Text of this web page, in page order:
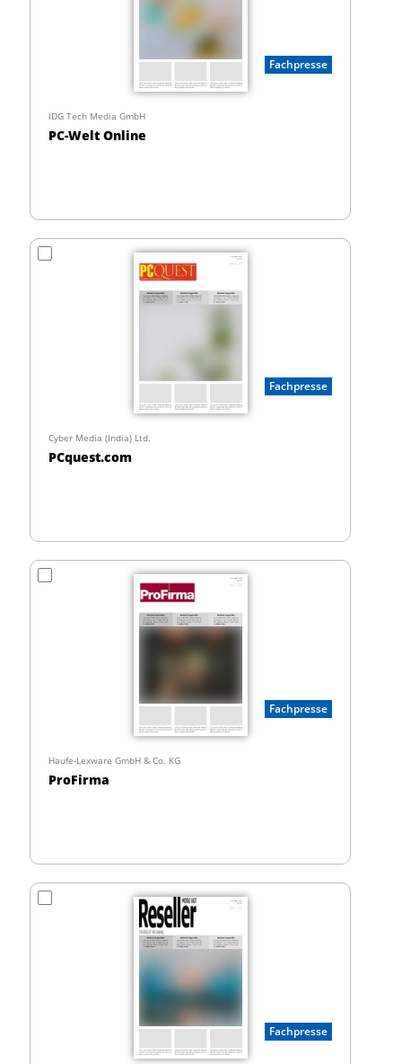
Fachpresse
IDG Tech Media GmbH
PC-Welt Online
Fachpresse
Cyber Media (India) Ltd.
PCquest.com
Fachpresse
Haufe-Lexware GmbH & Co. KG
ProFirma
Fachpresse